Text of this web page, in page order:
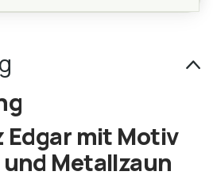
mit Motiv
Metallzaun